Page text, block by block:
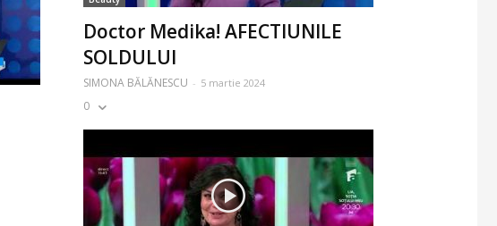
Doctor Medika! AFECTIUNILE
SOLDULUI
SIMONA BĂLĂNESCU - 5 martie 2024
0